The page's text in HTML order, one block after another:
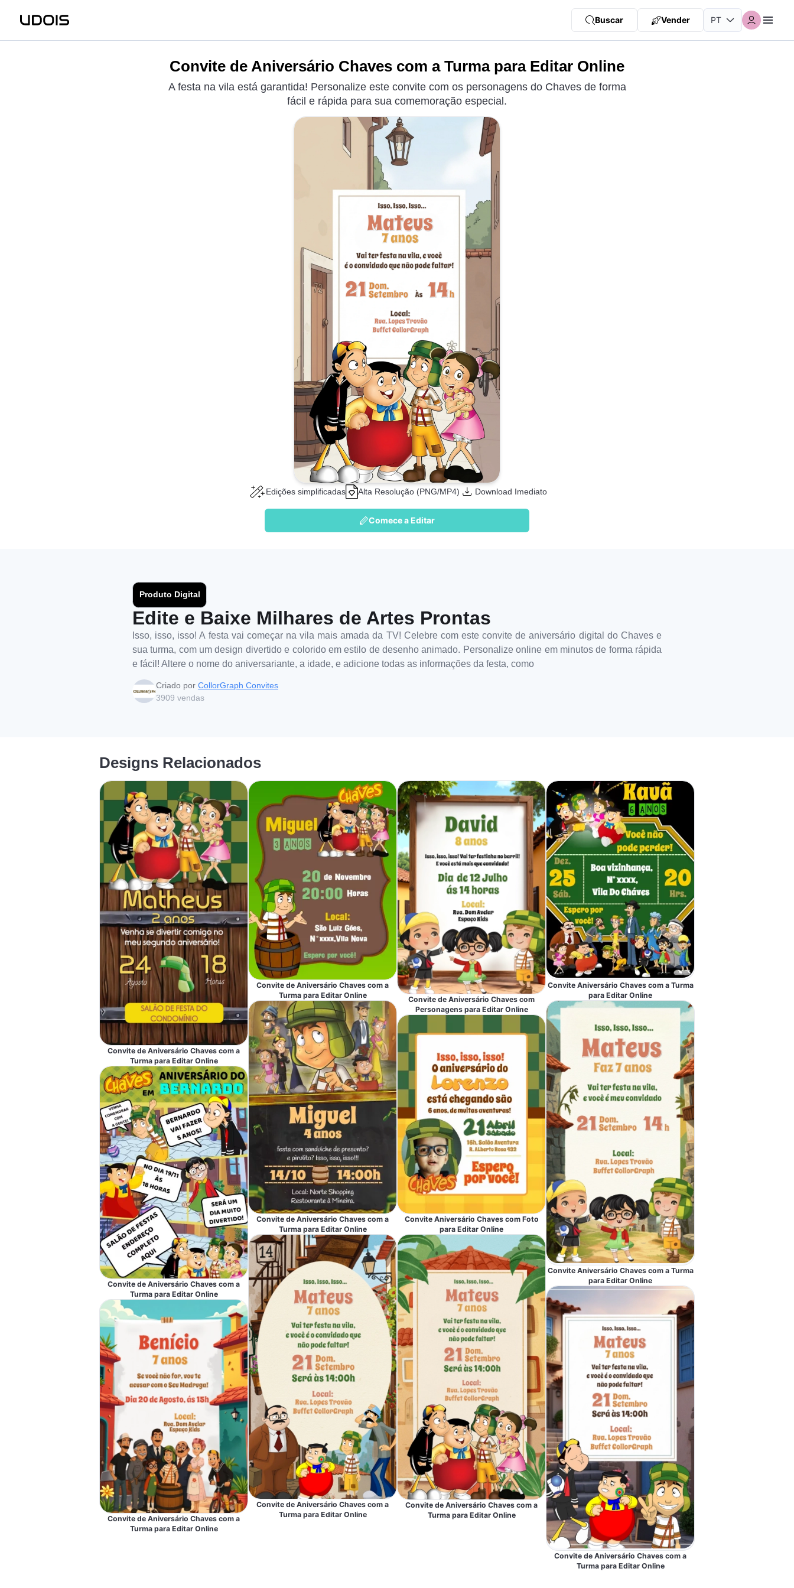
Buscar Vender
Convite de Aniversário Chaves com a Turma para Editar Online
A festa na vila está garantida! Personalize este convite com os personagens do Chaves de forma
fácil e rápida para sua comemoração especial.
Edições simplificadas Alta Resolução (PNG/MP4) Download Imediato
Comece a Editar
Produto Digital
Edite e Baixe Milhares de Artes Prontas
Isso, isso, isso! A festa vai começar na vila mais amada da TV! Celebre com este convite de aniversário digital do Chaves e
sua turma, com um design divertido e colorido em estilo de desenho animado. Personalize online em minutos de forma rápida
e fácil! Altere o nome do aniversariante, a idade, e adicione todas as informações da festa, como
Criado por CollorGraph Convites
3909 vendas
Designs Relacionados
Convite de Aniversário Chaves com a
Turma para Editar Online
Convite de Aniversário Chaves com a
Turma para Editar Online
Convite de Aniversário Chaves com a
Turma para Editar Online
Convite de Aniversário Chaves com a
Turma para Editar Online
Convite de Aniversário Chaves com a
Turma para Editar Online
Convite de Aniversário Chaves com a
Turma para Editar Online
Convite de Aniversário Chaves com
Personagens para Editar Online
Convite Aniversário Chaves com Foto
para Editar Online
Convite de Aniversário Chaves com a
Turma para Editar Online
Convite Aniversário Chaves com a Turma
para Editar Online
Convite Aniversário Chaves com a Turma
para Editar Online
Convite de Aniversário Chaves com a
Turma para Editar Online